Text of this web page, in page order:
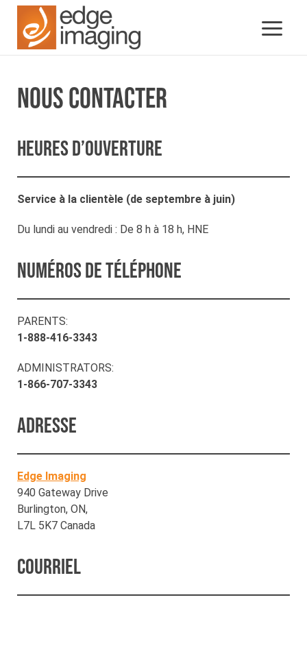
NOUS CONTACTER
Heures d’ouverture
Service à la clientèle (de septembre à juin)
Du lundi au vendredi : De 8 h à 18 h, HNE
Numéros de téléphone
PARENTS:
1-888-416-3343
ADMINISTRATORS:
1-866-707-3343
Adresse
Edge Imaging
940 Gateway Drive
Burlington, ON,
L7L 5K7 Canada
Courriel